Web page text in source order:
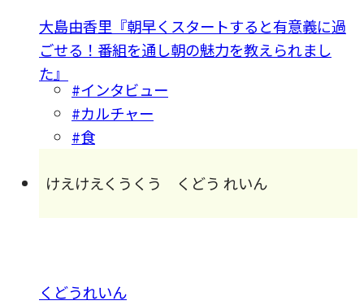
大島由香里『朝早くスタートすると有意義に過
ごせる！番組を通し朝の魅力を教えられまし
た』
#インタビュー
#カルチャー
#食
けえけえくうくう くどう れいん
くどうれいん